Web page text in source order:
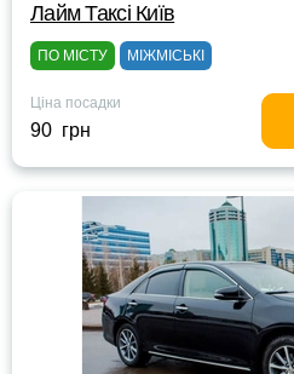
Лайм Таксі Київ
ПО МІСТУ МІЖМІСЬКІ
Ціна посадки
90 грн